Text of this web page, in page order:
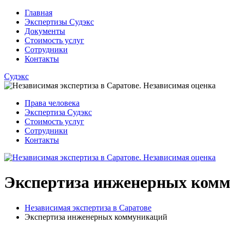
Главная
Экспертизы Судэкс
Документы
Стоимость услуг
Сотрудники
Контакты
Судэкс
Права человека
Экспертиза Судэкс
Стоимость услуг
Сотрудники
Контакты
Экспертиза инженерных
Независимая экспертиза в Саратове
Экспертиза инженерных коммуникаций